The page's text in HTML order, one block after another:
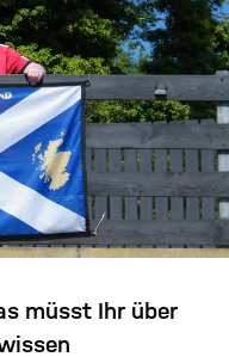
müsst Ihr über